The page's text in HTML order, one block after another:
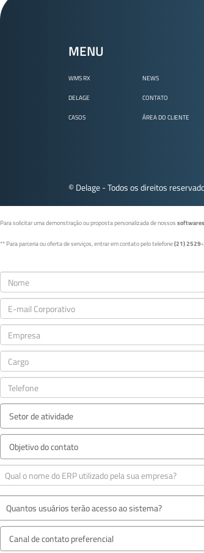
MENU
WMS RX
DELAGE
CASOS
NEWS
CONTATO
ÁREA DO CLIENTE
© Delage - Todos os direitos
Para solicitar uma demonstração ou proposta personalizada de nossos
** Para parceria ou oferta de serviços, entrar em contato pelo telefone(21)